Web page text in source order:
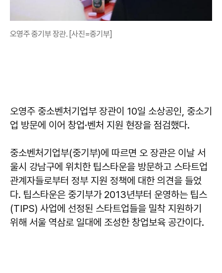
오영주 중기부 장관. [사진=중기부]
오영주 중소벤처기업부 장관이 10일 소상공인, 중소기
업 방문에 이어 창업·벤처 지원 현장을 점검했다.
중소벤처기업부(중기부)에 따르면 오 장관은 이날 서
울시 강남구에 위치한 팁스타운을 방문하고 스타트업
관계자들로부터 정부 지원 정책에 대한 의견을 들었
다. 팁스타운은 중기부가 2013년부터 운영하는 팁스
(TIPS) 사업에 선정된 스타트업들을 밀착 지원하기
위해 서울 역삼로 일대에 조성한 창업보육 공간이다.